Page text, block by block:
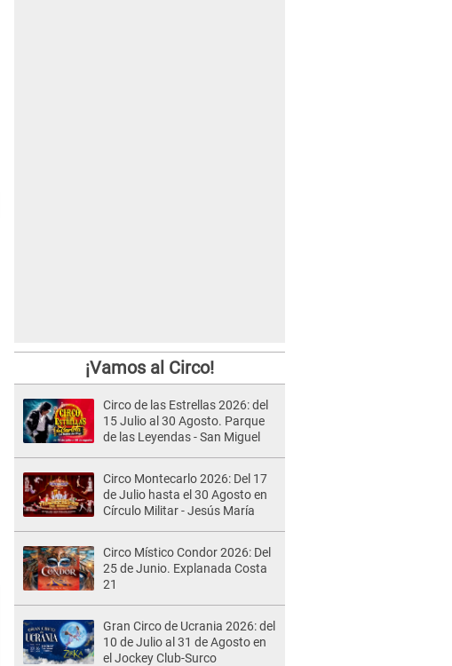
¡Vamos al Circo!
Circo de las Estrellas 2026: del
15 Julio al 30 Agosto. Parque
de las Leyendas - San Miguel
Circo Montecarlo 2026: Del 17
de Julio hasta el 30 Agosto en
Círculo Militar - Jesús María
Circo Místico Condor 2026: Del
25 de Junio. Explanada Costa
21
Gran Circo de Ucrania 2026: del
10 de Julio al 31 de Agosto en
el Jockey Club-Surco